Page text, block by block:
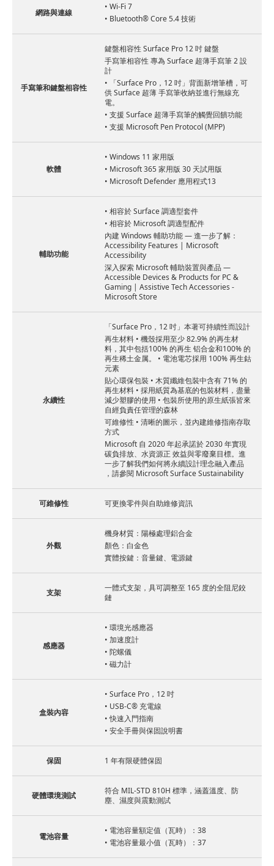
網路與連線
• Wi-Fi 7
• Bluetooth® Core 5.4 技術
手寫筆和鍵盤相容性
鍵盤相容性 Surface Pro 12 吋 鍵盤
手寫筆相容性 專為 Surface 超薄手寫筆 2 設
計
• 「Surface Pro，12 吋」背面新增筆槽，可
供 Surface 超薄 手寫筆收納並進行無線充
電。
• 支援 Surface 超薄手寫筆的觸覺回饋功能
• 支援 Microsoft Pen Protocol (MPP)
軟體
• Windows 11 家用版
• Microsoft 365 家用版 30 天試用版
• Microsoft Defender 應用程式13
輔助功能
• 相容於 Surface 調適型套件
• 相容於 Microsoft 調適型配件
內建 Windows 輔助功能 — 進一步了解：
Accessibility Features | Microsoft
Accessibility
深入探索 Microsoft 輔助裝置與產品 —
Accessible Devices & Products for PC &
Gaming | Assistive Tech Accessories -
Microsoft Store
永續性
「Surface Pro，12 吋」本著可持續性而設計
再生材料 • 機殼採用至少 82.9% 的再生材
料，其中包括100% 的再生 铝合金和100% 的
再生稀土金属。 • 電池電芯採用 100% 再生鈷
元素
貼心環保包裝 • 木質纖維包裝中含有 71% 的
再生材料 • 採用紙質為基底的包裝材料，盡量
減少塑膠的使用 • 包裝所使用的原生紙張皆來
自經負責任管理的森林
可維修性 • 清晰的圖示，並內建維修指南存取
方式
Microsoft 自 2020 年起承諾於 2030 年實現
碳負排放、水資源正 效益與零廢棄目標。進
一步了解我們如何將永續設計理念融入產品
，請參閱 Microsoft Surface Sustainability
可維修性 可更換零件與自助維修資訊
外觀
機身材質：陽極處理鋁合金
顏色：白金色
實體按鍵：音量鍵、電源鍵
支架
一體式支架，具可調整至 165 度的全阻尼鉸
鏈
感應器
• 環境光感應器
• 加速度計
• 陀螺儀
• 磁力計
盒裝內容
• Surface Pro，12 吋
• USB-C® 充電線
• 快速入門指南
• 安全手冊與保固說明書
保固 1 年有限硬體保固
硬體環境測試
符合 MIL-STD 810H 標準，涵蓋溫度、防
塵、濕度與震動測試
電池容量
• 電池容量額定值（瓦時）：38
• 電池容量最小值（瓦時）：37